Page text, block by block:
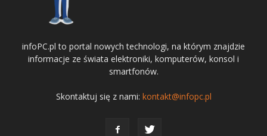
infoPC.pl to portal nowych technologi, na którym znajdzie
informacje ze świata elektroniki, komputerów, konsol i
smartfonów.
Skontaktuj się z nami: kontakt@infopc.pl